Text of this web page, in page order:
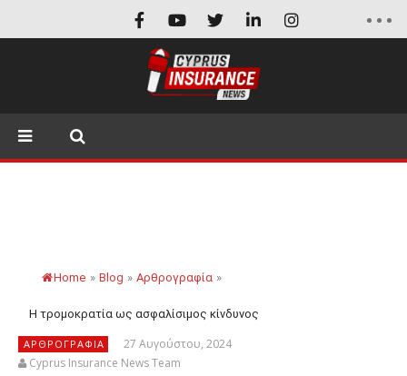
Home » Blog » Αρθρογραφία »
Η τρομοκρατία ως ασφαλίσιμος κίνδυνος
ΑΡΘΡΟΓΡΑΦΊΑ
27 Αυγούστου, 2024
Cyprus Insurance News Team